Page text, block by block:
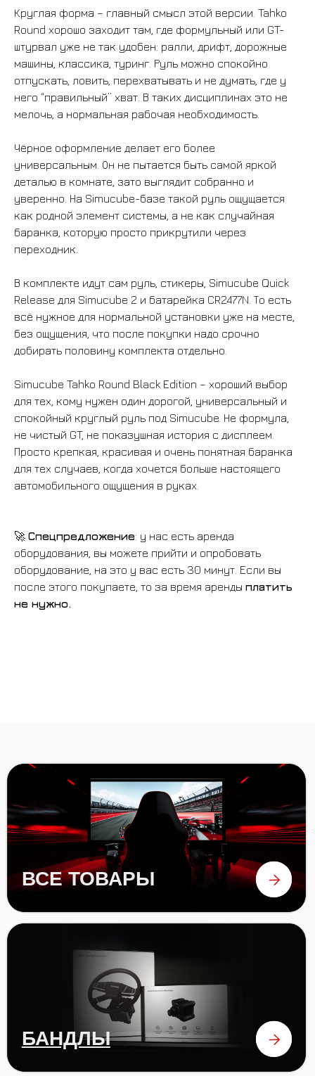
Круглая форма – главный смысл этой версии. Tahko
Round хорошо заходит там, где формульный или GT-
штурвал уже не так удобен: ралли, дрифт, дорожные
машины, классика, туринг. Руль можно спокойно
отпускать, ловить, перехватывать и не думать, где у
него “правильный” хват. В таких дисциплинах это не
мелочь, а нормальная рабочая необходимость.
Чёрное оформление делает его более
универсальным. Он не пытается быть самой яркой
деталью в комнате, зато выглядит собранно и
уверенно. На Simucube-базе такой руль ощущается
как родной элемент системы, а не как случайная
баранка, которую просто прикрутили через
переходник.
В комплекте идут сам руль, стикеры, Simucube Quick
Release для Simucube 2 и батарейка CR2477N. То есть
всё нужное для нормальной установки уже на месте,
без ощущения, что после покупки надо срочно
добирать половину комплекта отдельно.
Simucube Tahko Round Black Edition – хороший выбор
для тех, кому нужен один дорогой, универсальный и
спокойный круглый руль под Simucube. Не формула,
не чистый GT, не показушная история с дисплеем.
Просто крепкая, красивая и очень понятная баранка
для тех случаев, когда хочется больше настоящего
автомобильного ощущения в руках.
🚀 Спецпредложение: у нас есть аренда
оборудования, вы можете прийти и опробовать
оборудование, на это у вас есть 30 минут. Если вы
после этого покупаете, то за время аренды платить
не нужно.
ОТЗЫВЫ